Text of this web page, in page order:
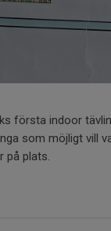
första indoor
som möjligt vill
på plats.